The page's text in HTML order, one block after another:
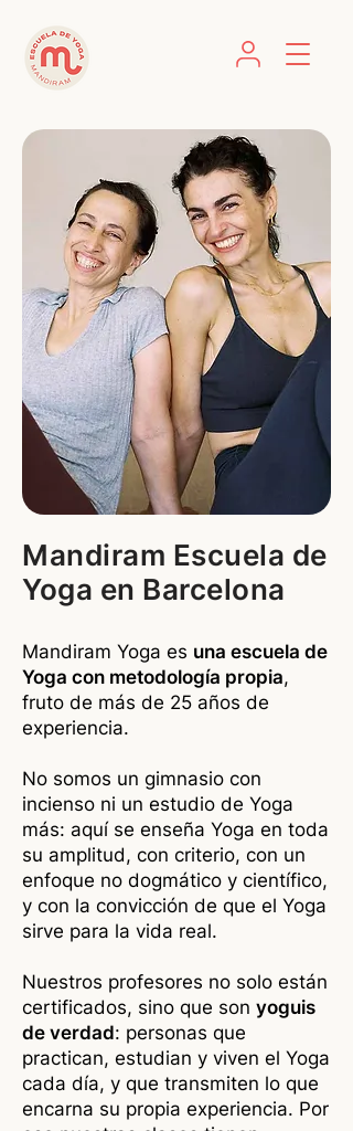
Mandiram Escuela de
Yoga en Barcelona
Mandiram Yoga es una escuela de
Yoga con metodología propia,
fruto de más de 25 años de
experiencia.
No somos un gimnasio con
incienso ni un estudio de Yoga
más: aquí se enseña Yoga en toda
su amplitud, con criterio, con un
enfoque no dogmático y científico,
y con la convicción de que el Yoga
sirve para la vida real.
Nuestros profesores no solo están
certificados, sino que son yoguis
de verdad: personas que
practican, estudian y viven el Yoga
cada día, y que transmiten lo que
encarna su propia experiencia. Por